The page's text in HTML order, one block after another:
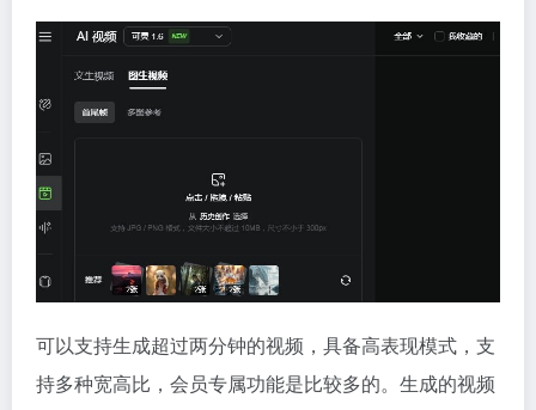
可以支持生成超过两分钟的视频，具备高表现模式，支
持多种宽高比，会员专属功能是比较多的。生成的视频